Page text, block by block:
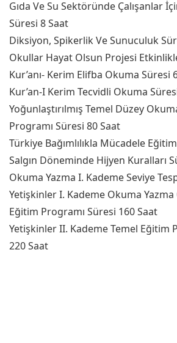
Gıda Ve Su Sektöründe Çalışanlar
Süresi 8 Saat
Diksiyon, Spikerlik Ve Sunuculuk
Okullar Hayat Olsun Projesi
Kur’anı- Kerim Elifba Okuma Süresi
Kur’an-I Kerim Tecvidli Okuma
Yoğunlaştırılmış Temel Düzey
Programı Süresi 80 Saat
Türkiye Bağımlılıkla Mücadele
Salgın Döneminde Hijyen Kuralları
Okuma Yazma I. Kademe Seviye
Yetişkinler I. Kademe Okuma
Eğitim Programı Süresi 160 Saat
Yetişkinler II. Kademe Temel Eğitim
220 Saat